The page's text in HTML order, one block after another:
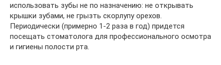
использовать зубы не по назначению: не открывать
крышки зубами, не грызть скорлупу орехов.
Периодически (примерно 1-2 раза в год) придется
посещать стоматолога для профессионального осмотра
и гигиены полости рта.